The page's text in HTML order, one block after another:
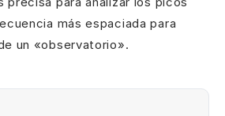
más espaciada para
un «observatorio».